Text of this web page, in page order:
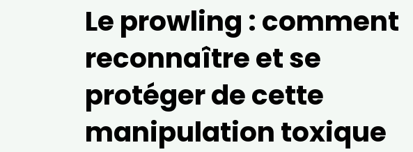
Le prowling : comment
reconnaître et se
protéger de cette
manipulation toxique